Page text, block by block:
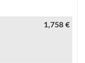
1,758 €